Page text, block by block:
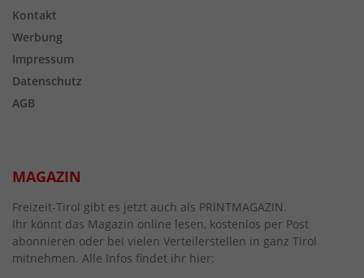
Kontakt
Werbung
Impressum
Datenschutz
AGB
MAGAZIN
Freizeit-Tirol gibt es jetzt auch als PRINTMAGAZIN.
Ihr könnt das Magazin online lesen, kostenlos per Post
abonnieren oder bei vielen Verteilerstellen in ganz Tirol
mitnehmen. Alle Infos findet ihr hier: